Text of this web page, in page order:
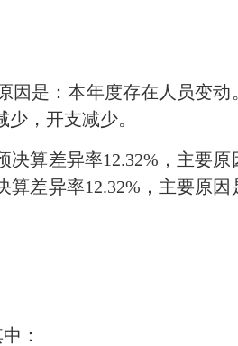
因是：本年度存在人员变动
，开支减少。
算差异率12.32%，主要原
算差异率12.32%，主要原因
：